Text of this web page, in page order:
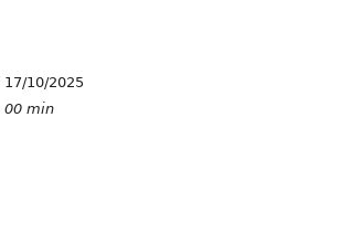
10/2025
00 min